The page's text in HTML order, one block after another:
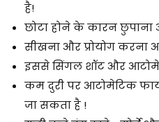
है!
छोटा होने के कारन छुपाना
सीखना और प्रोयोग करना
इससे सिंगल शॉट और
कम दुरी पर आटोमेटिक
जा सकता है !